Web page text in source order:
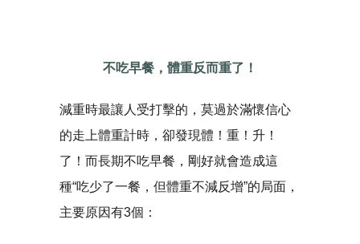
不吃早餐，體重反而重了！
減重時最讓人受打擊的，莫過於滿懷信心
的走上體重計時，卻發現體！重！升！
了！而長期不吃早餐，剛好就會造成這
種“吃少了一餐，但體重不減反增”的局面，
主要原因有3個：